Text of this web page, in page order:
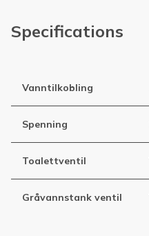
Specifications
Vanntilkobling
Spenning
Toalettventil
Gråvannstank ventil